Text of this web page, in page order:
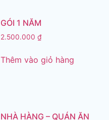
GÓI 1 NĂM
2.500.000 ₫
Thêm vào giỏ hàng
NHÀ HÀNG – QUÁN ĂN